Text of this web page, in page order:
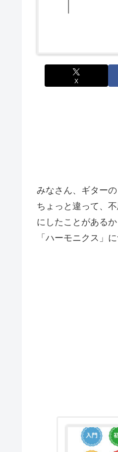
X
みなさん、ギター
ちょっと違って、
にしたことがある
「ハーモニクス」